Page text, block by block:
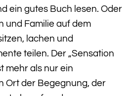
ein gutes Buch lesen. Oder
und Familie auf dem
lachen und
teilen. Der „Sensation
mehr als nur ein
Ort der Begegnung, der